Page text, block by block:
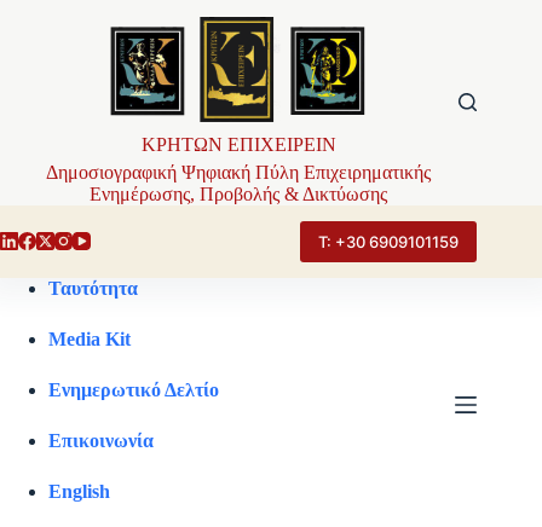
ΚΡΗΤΩΝ ΕΠΙΧΕΙΡΕΙΝ
Δημοσιογραφική Ψηφιακή Πύλη Επιχειρηματικής
Ενημέρωσης, Προβολής & Δικτύωσης
Τ: +30 6909101159
Ταυτότητα
Media Kit
Ενημερωτικό Δελτίο
Επικοινωνία
English